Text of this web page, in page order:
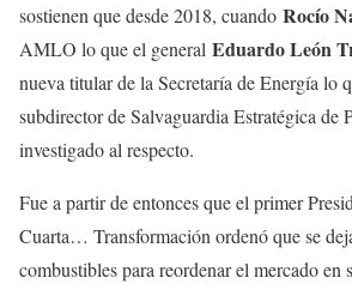
sostienen que desde 2018, cuando Rocío
AMLO lo que el general Eduardo León
nueva titular de la Secretaría de Energía lo
subdirector de Salvaguardia Estratégica de
investigado al respecto.
Fue a partir de entonces que el primer
Cuarta… Transformación ordenó que se
combustibles para reordenar el mercado en